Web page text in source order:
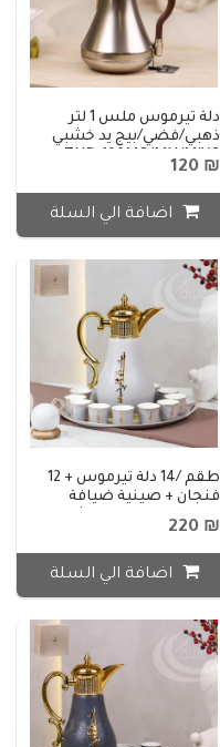
دلة تيرموس ملس 1 لتر
ذهبي/فضي/بيج يد خشبي
TND-100MG/MN/MIVG
₪ 120
اضافة الي السلة
طقم /14 دلة تيرموس + 12
فنجان + صينية ضيافة
بورسلان سكني منقش
مذهب CH617-14/S-GREY
₪ 220
اضافة الي السلة